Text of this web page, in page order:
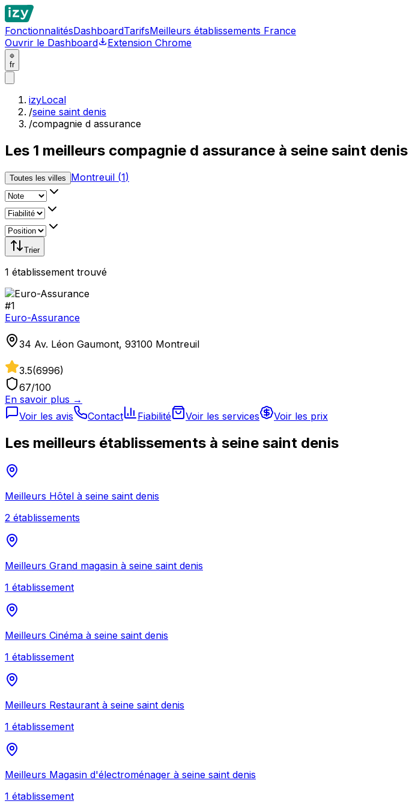
FonctionnalitésDashboardTarifsMeilleurs établissements France
Ouvrir le Dashboard
Extension Chrome
fr
izyLocal
/seine saint denis
/compagnie d assurance
Les 1 meilleurs compagnie d assurance à seine saint denis
Toutes les villes Montreuil (1)
Trier
1 établissement trouvé
#1
Euro-Assurance
34 Av. Léon Gaumont, 93100 Montreuil
3.5(6996)
67/100
En savoir plus →
Voir les avis
Contact Fiabilité Voir les services Voir les prix
Les meilleurs établissements à seine saint denis
Meilleurs Hôtel à seine saint denis
2 établissements
Meilleurs Grand magasin à seine saint denis
1 établissement
Meilleurs Cinéma à seine saint denis
1 établissement
Meilleurs Restaurant à seine saint denis
1 établissement
Meilleurs Magasin d'électroménager à seine saint denis
1 établissement